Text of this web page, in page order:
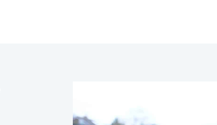
verdieping
tot vragen. Alle
hetgeen geleverd
Keuringshuis B.V.
huis :)